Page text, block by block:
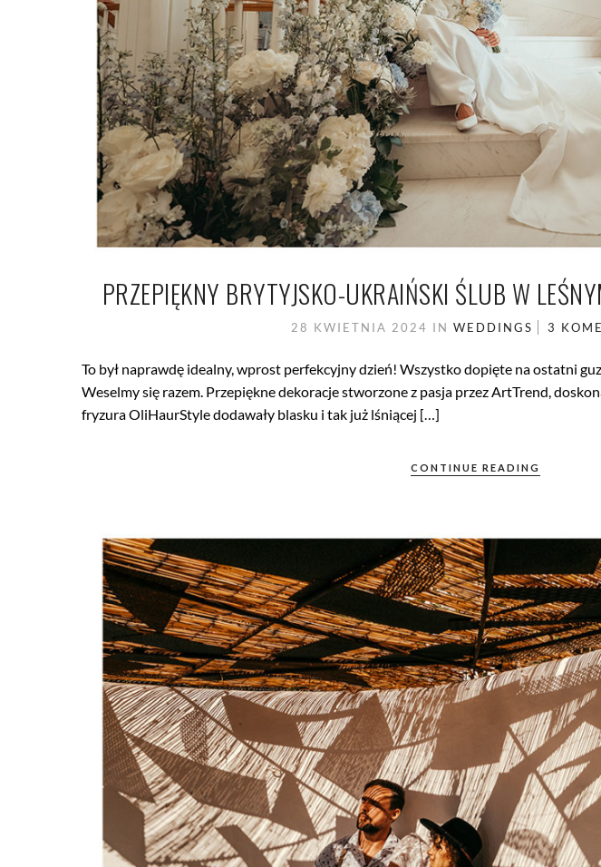
PRZEPIĘKNY BRYTYJSKO-UKRAIŃSKI ŚLUB W
28 KWIETNIA 2024 INWEDDINGS 3
To był naprawdę idealny, wprost perfekcyjny dzień! Wszystko dopięte na ostatni
Weselmy się razem. Przepiękne dekoracje stworzone z pasja przez ArtTrend,
fryzura OliHaurStyle dodawały blasku i tak już lśniącej […]
CONTINUE READING